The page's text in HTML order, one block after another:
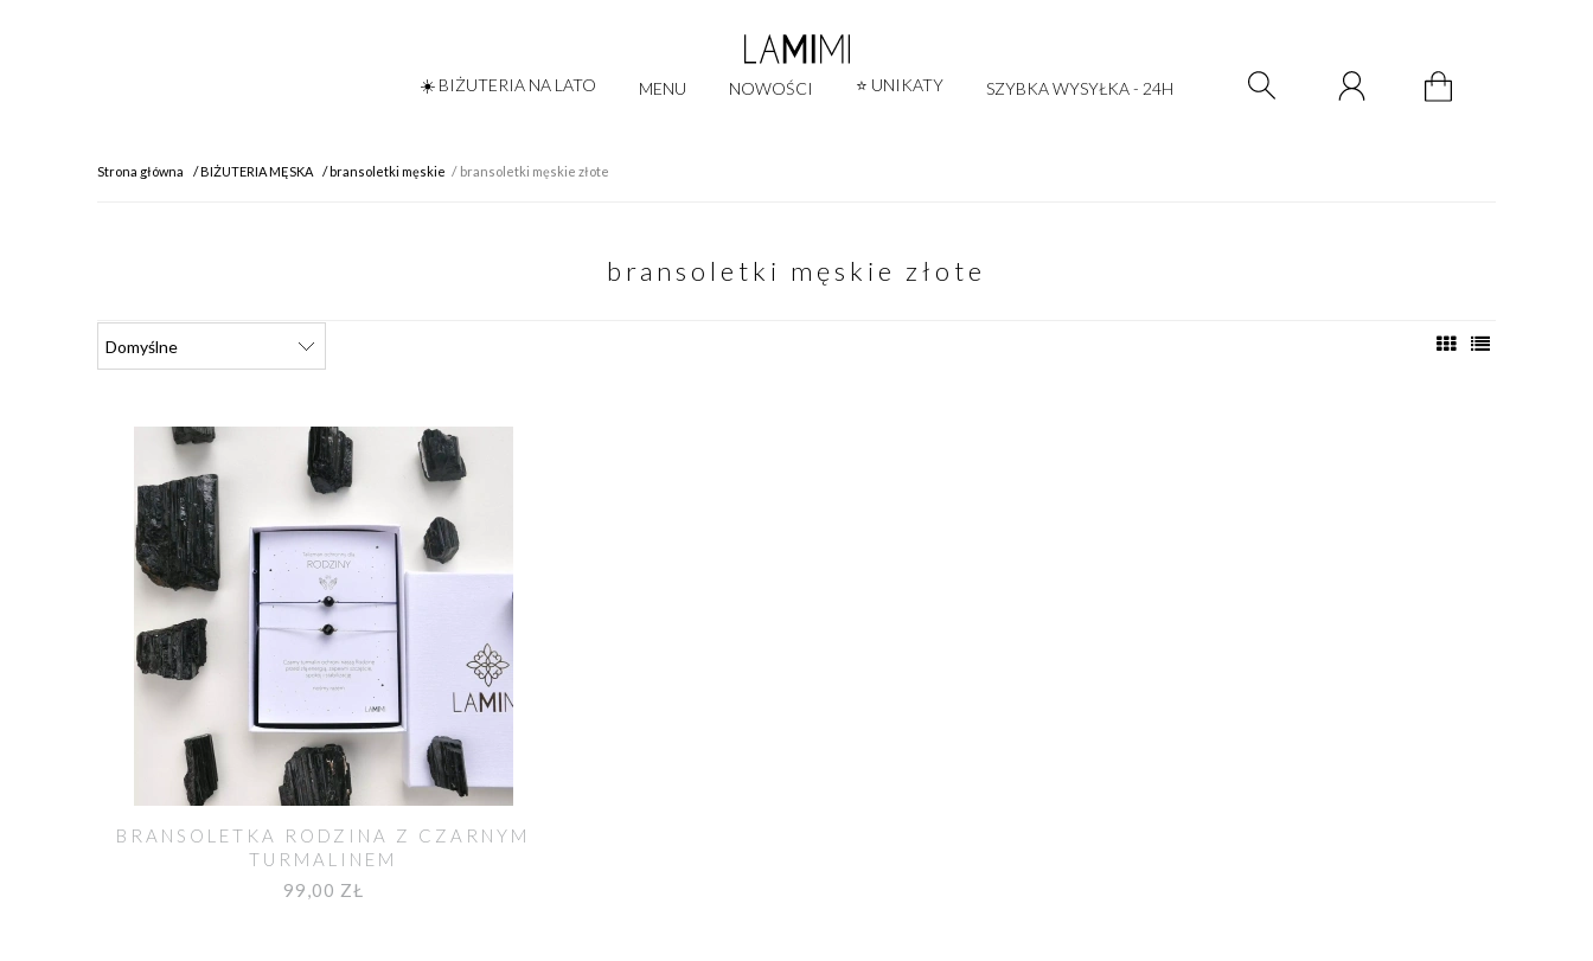
☀️ BIŻUTERIA NA LATO MENU NOWOŚCI ⭐ UNIKATY SZYBKA WYSYŁKA - 24H
Strona główna BIŻUTERIA MĘSKA bransoletki męskie bransoletki męskie złote
bransoletki męskie złote
BRANSOLETKA RODZINA Z CZARNYM
TURMALINEM
99,00 ZŁ